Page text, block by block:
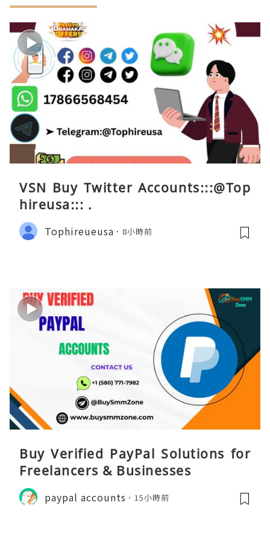
VSN Buy Twitter Accounts:::@Top
hireusa::: .
Tophireueusa 8小時前
Buy Verified PayPal Solutions for
Freelancers & Businesses
paypal accounts 15小時前